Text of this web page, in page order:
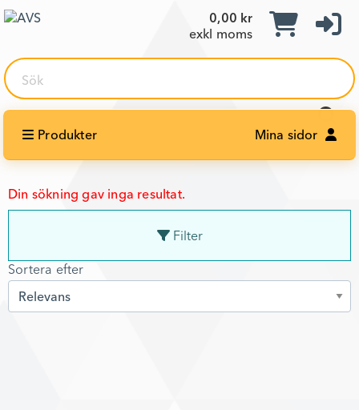
0,00 kr
exkl moms
Sök
Produkter Mina sidor
Din sökning gav inga resultat.
Filter
Sortera efter
Sortera efter